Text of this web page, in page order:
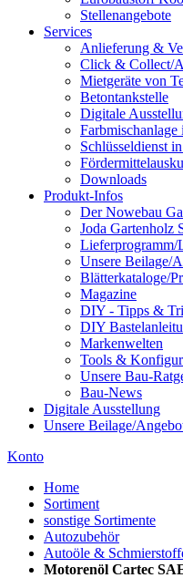
Stellenangebote
Services
Anlieferung &
Click & Collect/
Mietgeräte von
Betontankstelle
Digitale
Farbmischanlage
Schlüsseldienst
Downloads
Produkt-Infos
Der Nowebau
Joda Gartenholz
Lieferprogramm/
Unsere Beilage/
Blätterkataloge/
Magazine
DIY - Tipps &
DIY
Markenwelten
Tools &
Unsere Bau-
Bau-News
Digitale Ausstellung
Unsere Beilage/
Konto
Home
Sortiment
sonstige Sortimente
Autozubehör
Autoöle &
Motorenöl Cartec